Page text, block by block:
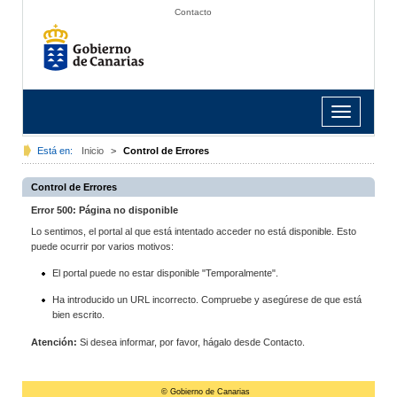
Contacto
Toggle
navigation
Está en: Inicio > Control de Errores
Control de Errores
Error 500: Página no disponible
Lo sentimos, el portal al que está intentado acceder no está disponible. Esto
puede ocurrir por varios motivos:
El portal puede no estar disponible "Temporalmente".
Ha introducido un URL incorrecto. Compruebe y asegúrese de que está
bien escrito.
Atención: Si desea informar, por favor, hágalo desde Contacto.
© Gobierno de Canarias